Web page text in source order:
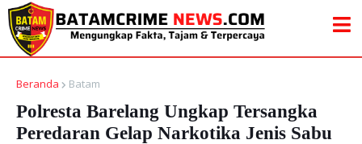
Beranda Batam
Polresta Barelang Ungkap Tersangka
Peredaran Gelap Narkotika Jenis Sabu